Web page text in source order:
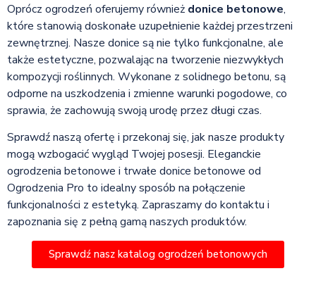
Oprócz ogrodzeń oferujemy również donice betonowe,
które stanowią doskonałe uzupełnienie każdej przestrzeni
zewnętrznej. Nasze donice są nie tylko funkcjonalne, ale
także estetyczne, pozwalając na tworzenie niezwykłych
kompozycji roślinnych. Wykonane z solidnego betonu, są
odporne na uszkodzenia i zmienne warunki pogodowe, co
sprawia, że zachowują swoją urodę przez długi czas.
Sprawdź naszą ofertę i przekonaj się, jak nasze produkty
mogą wzbogacić wygląd Twojej posesji. Eleganckie
ogrodzenia betonowe i trwałe donice betonowe od
Ogrodzenia Pro to idealny sposób na połączenie
funkcjonalności z estetyką. Zapraszamy do kontaktu i
zapoznania się z pełną gamą naszych produktów.
Sprawdź nasz katalog ogrodzeń betonowych